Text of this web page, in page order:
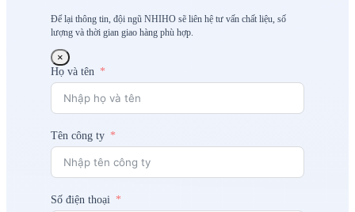
Để lại thông tin, đội ngũ NHIHO sẽ liên hệ tư vấn chất liệu, số
lượng và thời gian giao hàng phù hợp.
×
Họ và tên
Tên công ty
Số điện thoại